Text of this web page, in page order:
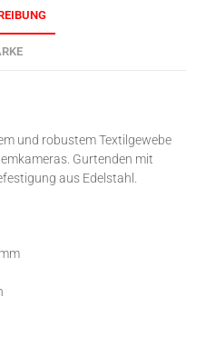
und robustem Textilgewebe
Gurtenden mit
aus Edelstahl.